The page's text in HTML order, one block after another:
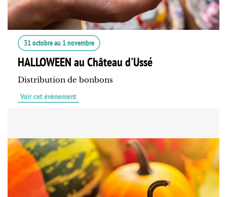
31 octobreau 1 novembre
HALLOWEEN au Château d'Ussé
Distribution de bonbons
Voir cet événement